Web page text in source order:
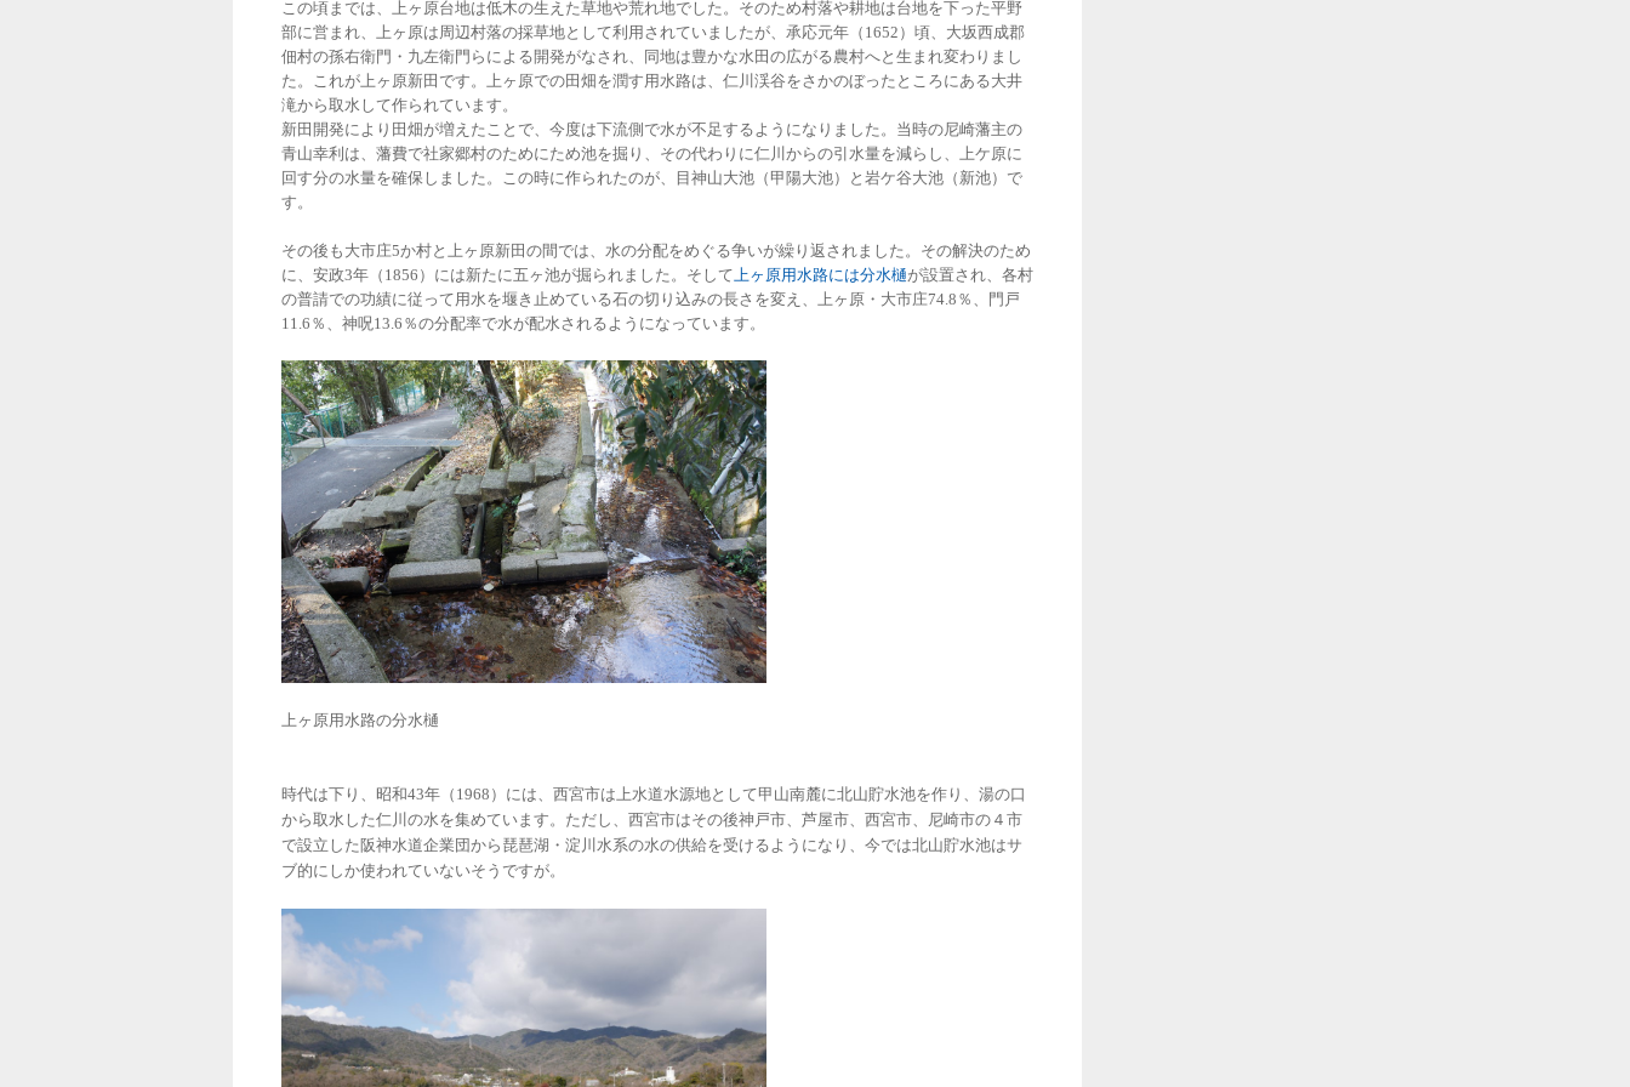
この頃までは、上ヶ原台地は低木の生えた草地や荒れ地でした。そのため村落や耕地は台地を下った平野
部に営まれ、上ヶ原は周辺村落の採草地として利用されていましたが、承応元年（1652）頃、大坂西成郡
佃村の孫右衛門・九左衛門らによる開発がなされ、同地は豊かな水田の広がる農村へと生まれ変わりまし
た。これが上ヶ原新田です。上ヶ原での田畑を潤す用水路は、仁川渓谷をさかのぼったところにある大井
滝から取水して作られています。
新田開発により田畑が増えたことで、今度は下流側で水が不足するようになりました。当時の尼崎藩主の
青山幸利は、藩費で社家郷村のためにため池を掘り、その代わりに仁川からの引水量を減らし、上ケ原に
回す分の水量を確保しました。この時に作られたのが、目神山大池（甲陽大池）と岩ケ谷大池（新池）で
す。
その後も大市庄5か村と上ヶ原新田の間では、水の分配をめぐる争いが繰り返されました。その解決のため
に、安政3年（1856）には新たに五ヶ池が掘られました。そして上ヶ原用水路には分水樋が設置され、各村
の普請での功績に従って用水を堰き止めている石の切り込みの長さを変え、上ヶ原・大市庄74.8％、門戸
11.6％、神呪13.6％の分配率で水が配水されるようになっています。
上ヶ原用水路の分水樋
時代は下り、昭和43年（ 1968 ）には、西宮市は上水道水源地として甲山南麓に北山貯水池を作り、湯の口
から取水した仁川の水を集めています。ただし、西宮市はその後神戸市、芦屋市、西宮市、尼崎市の４市
で設立した阪神水道企業団から琵琶湖・淀川水系の水の供給を受けるようになり、今では北山貯水池はサ
ブ的にしか使われていないそうですが。